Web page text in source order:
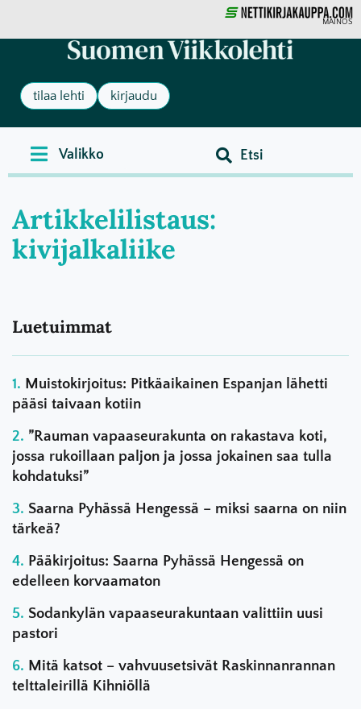
MAINOS
tilaa lehti kirjaudu
Artikkelilistaus:
kivijalkaliike
Luetuimmat
Muistokirjoitus: Pitkäaikainen Espanjan lähetti
pääsi taivaan kotiin
”Rauman vapaaseurakunta on rakastava koti,
jossa rukoillaan paljon ja jossa jokainen saa tulla
kohdatuksi”
Saarna Pyhässä Hengessä – miksi saarna on niin
tärkeä?
Pääkirjoitus: Saarna Pyhässä Hengessä on
edelleen korvaamaton
Sodankylän vapaaseurakuntaan valittiin uusi
pastori
Mitä katsot – vahvuusetsivät Raskinnanrannan
telttaleirillä Kihniöllä